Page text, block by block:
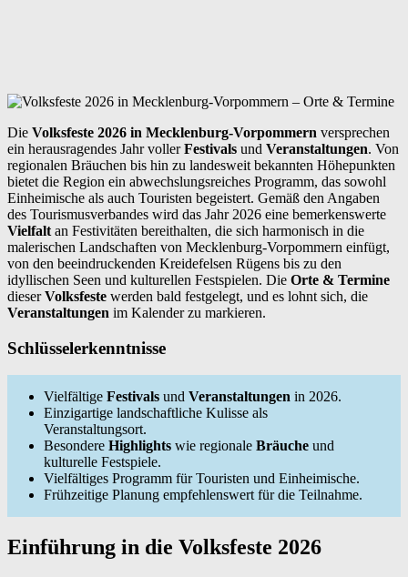
Die Volksfeste 2026 in Mecklenburg-Vorpommern versprechen
ein herausragendes Jahr vollerFestivals und Veranstaltungen. Von
regionalen Bräuchen bis hin zu landesweit bekannten Höhepunkten
bietet die Region ein abwechslungsreiches Programm, das sowohl
Einheimische als auch Touristen begeistert. Gemäß den Angaben
des Tourismusverbandes wird das Jahr 2026 eine bemerkenswerte
Vielfalt an Festivitäten bereithalten, die sich harmonisch in die
malerischen Landschaften von Mecklenburg-Vorpommern einfügt,
von den beeindruckenden Kreidefelsen Rügens bis zu den
idyllischen Seen und kulturellen Festspielen. Die Orte & Termine
dieserVolksfeste werden bald festgelegt, und es lohnt sich, die
Veranstaltungen im Kalender zu markieren.
Schlüsselerkenntnisse
Vielfältige Festivals und Veranstaltungen in 2026.
Einzigartige landschaftliche Kulisse als
Veranstaltungsort.
Besondere Highlights wie regionale Bräuche und
kulturelle Festspiele.
Vielfältiges Programm für Touristen und Einheimische.
Frühzeitige Planung empfehlenswert für die Teilnahme.
Einführung in die Volksfeste 2026